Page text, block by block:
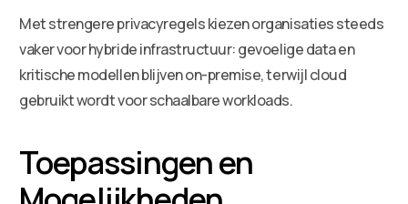
Met strengere privacyregels kiezen organisaties steeds
vaker voor hybride infrastructuur: gevoelige data en
kritische modellen blijven on-premise, terwijl cloud
gebruikt wordt voor schaalbare workloads.
Toepassingen en